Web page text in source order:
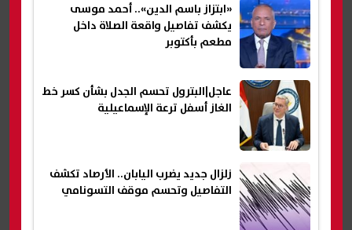
«ابتزاز باسم الدين».. أحمد موسى
يكشف تفاصيل واقعة الصلاة داخل
مطعم بأكتوبر
عاجل|البترول تحسم الجدل بشأن كسر خط
الغاز أسفل ترعة الإسماعيلية
زلزال جديد يضرب اليابان.. الأرصاد تكشف
التفاصيل وتحسم موقف التسونامي